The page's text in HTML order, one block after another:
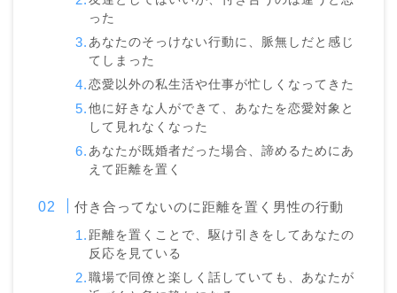
った
あなたのそっけない行動に、脈無しだと感じ
てしまった
恋愛以外の私生活や仕事が忙しくなってきた
他に好きな人ができて、あなたを恋愛対象と
して見れなくなった
あなたが既婚者だった場合、諦めるためにあ
えて距離を置く
付き合ってないのに距離を置く男性の行動
距離を置くことで、駆け引きをしてあなたの
反応を見ている
職場で同僚と楽しく話していても、あなたが